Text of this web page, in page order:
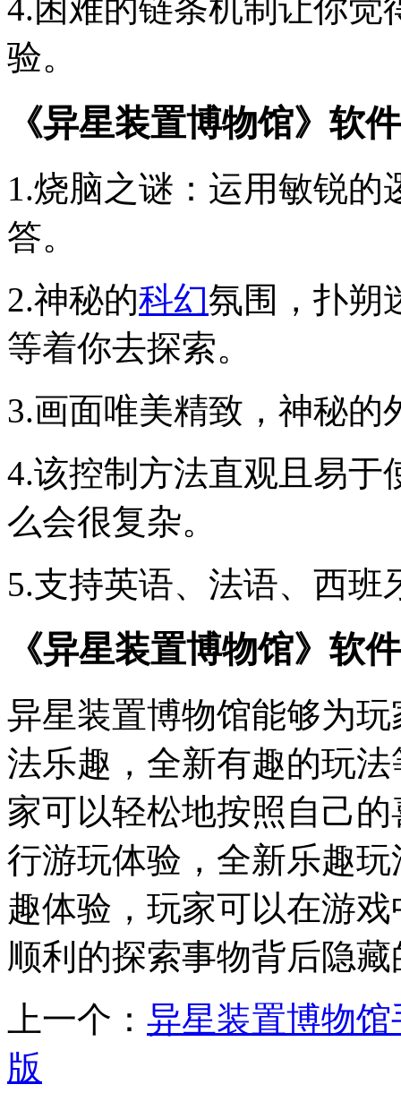
4.困难的链条机制让你觉
验。
《异星装置博物馆》软
1.烧脑之谜：运用敏锐
答。
2.神秘的科幻氛围，扑朔
等着你去探索。
3.画面唯美精致，神秘的
4.该控制方法直观且易于
么会很复杂。
5.支持英语、法语、西
《异星装置博物馆》软
异星装置博物馆能够为
法乐趣，全新有趣的玩
家可以轻松地按照自己
行游玩体验，全新乐趣
趣体验，玩家可以在游
顺利的探索事物背后隐
上一个： 异星装置博物馆
版